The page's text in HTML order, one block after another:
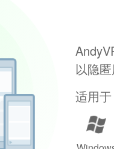
以隐
适用于